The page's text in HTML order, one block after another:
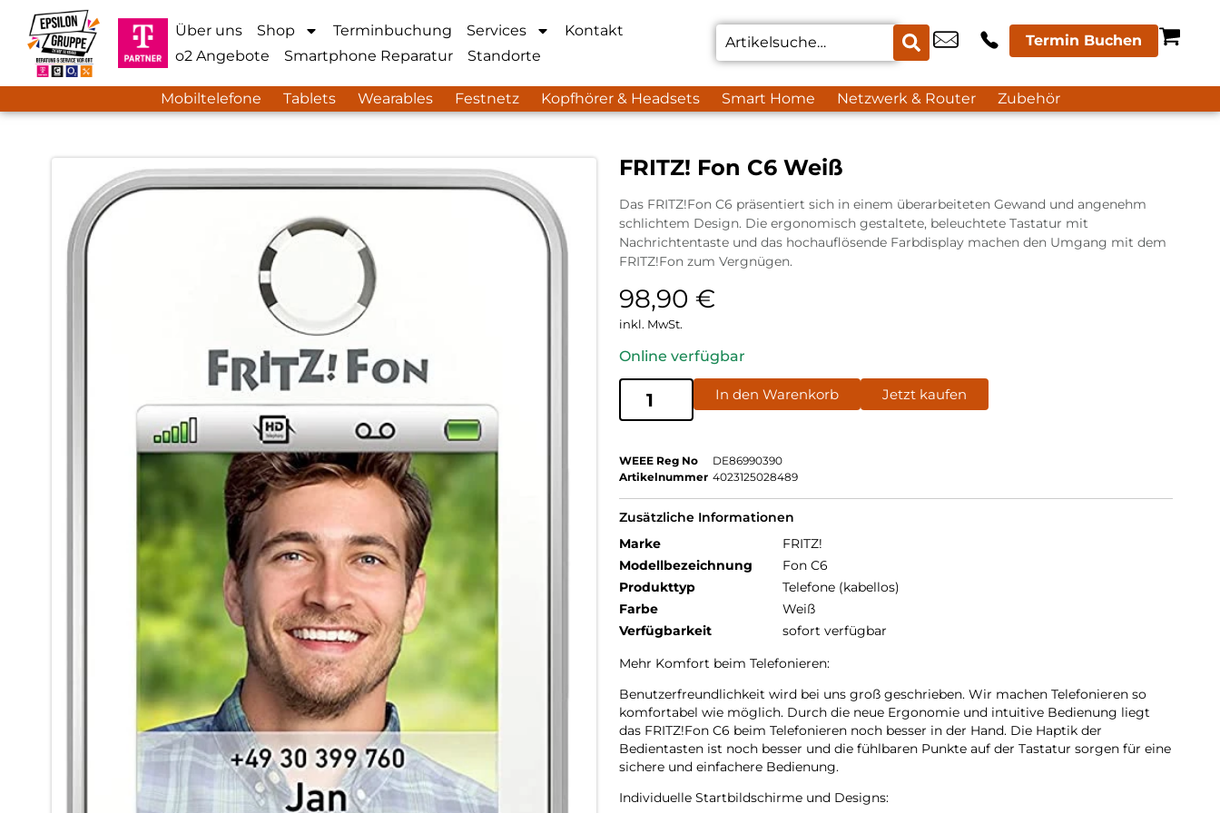
Über uns Shop Terminbuchung Services
Kontakt
o2 Angebote
Smartphone Reparatur Standorte
Termin Buchen
Mobiltelefone Tablets Wearables Festnetz Kopfhörer & Headsets Smart Home Netzwerk & Router Zubehör
FRITZ! Fon C6 Weiß
Das FRITZ!Fon C6 präsentiert sich in einem überarbeiteten Gewand und angenehm
schlichtem Design. Die ergonomisch gestaltete, beleuchtete Tastatur mit
Nachrichtentaste und das hochauflösende Farbdisplay machen den Umgang mit dem
FRITZ!Fon zum Vergnügen.
98,90 €
inkl. MwSt.
Online verfügbar
In den Warenkorb Jetzt kaufen
WEEE Reg No
DE86990390
Artikelnummer 4023125028489
Zusätzliche Informationen
Marke
FRITZ!
Modellbezeichnung
Fon C6
Produkttyp
Telefone (kabellos)
Farbe
Weiß
Verfügbarkeit
sofort verfügbar
Mehr Komfort beim Telefonieren:
Benutzerfreundlichkeit wird bei uns groß geschrieben. Wir machen Telefonieren so
komfortabel wie möglich. Durch die neue Ergonomie und intuitive Bedienung liegt
das FRITZ!Fon C6 beim Telefonieren noch besser in der Hand. Die Haptik der
Bedientasten ist noch besser und die fühlbaren Punkte auf der Tastatur sorgen für eine
sichere und einfachere Bedienung.
Individuelle Startbildschirme und Designs: